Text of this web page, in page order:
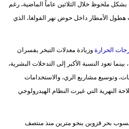
مدوَّنات
فيديو
سيارات
ملحوظ خلال الثلاثين عاماً الماضية، رغم
الأمطار داخل حوض نهر الفولغا، الذي
الحرارةوزيادة معدلات التبخر يفسران
بينما تعود النسبة الأكبر إلى التدخلات البشرية،
وتوسيع مشاريع الري، والاستخدامات
النهرية التي غيرت النظام الهيدرولوجي
بحر قزوين بنحو مترين منذ منتصف